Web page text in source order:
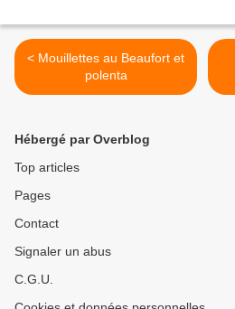
< Mouillettes au Beaufort et
polenta
Hébergé par Overblog
Top articles
Pages
Contact
Signaler un abus
C.G.U.